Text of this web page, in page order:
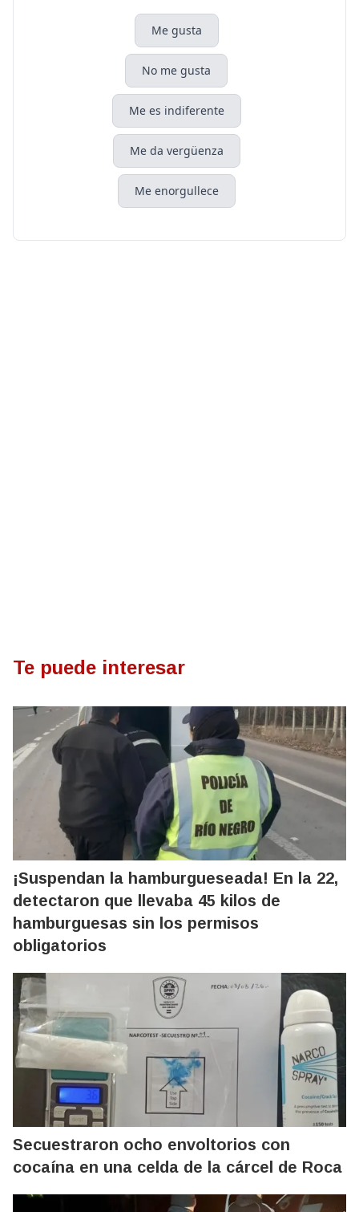
Me gusta
No me gusta
Me es indiferente
Me da vergüenza
Me enorgullece
Te puede interesar
¡Suspendan la hamburgueseada! En la 22,
detectaron que llevaba 45 kilos de
hamburguesas sin los permisos
obligatorios
Secuestraron ocho envoltorios con
cocaína en una celda de la cárcel de Roca